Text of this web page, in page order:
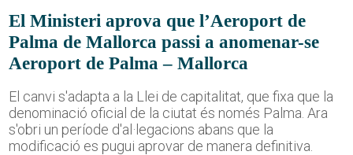
El Ministeri aprova que l’Aeroport de
Palma de Mallorca passi a anomenar-se
Aeroport de Palma – Mallorca
El canvi s'adapta a la Llei de capitalitat, que fixa que la
denominació oficial de la ciutat és només Palma. Ara
s'obri un període d'al·legacions abans que la
modificació es pugui aprovar de manera definitiva.